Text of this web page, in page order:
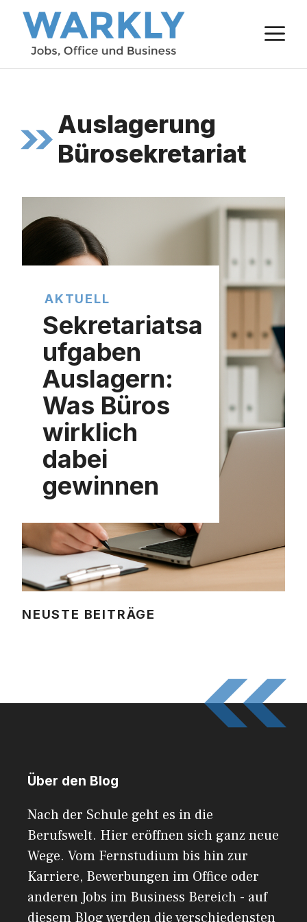
Zum
Inhalt
springen
Auslagerung
Bürosekretariat
AKTUELL
Sekretariatsa
ufgaben
Auslagern:
Was Büros
wirklich
dabei
gewinnen
NEUSTE BEITRÄGE
Über den Blog
Nach der Schule geht es in die
Berufswelt. Hier eröffnen sich ganz neue
Wege. Vom Fernstudium bis hin zur
Karriere, Bewerbungen im Office oder
anderen Jobs im Business Bereich - auf
diesem Blog werden die verschiedensten